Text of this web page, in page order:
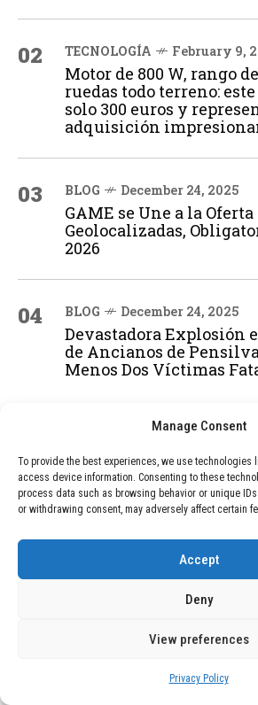
Manage Consent
To provide the best experiences, we use
access device information. Consenting to these
process data such as browsing behavior or unique
or withdrawing consent, may adversely affect certain
Accept
Deny
View preferences
Privacy Policy
02 TECNOLOGÍA February 9,
Motor de 800 W, rango
ruedas todo terreno:
solo 300 euros y
adquisición
03 BLOG December 24, 2025
GAME se Une a la
Geolocalizadas,
2026
04 BLOG December 24, 2025
Devastadora Explosión
de Ancianos de
Menos Dos Víctimas